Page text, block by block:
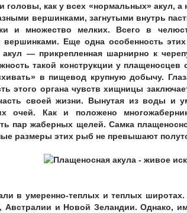
головы, как у всех «нормальных» акул,
вершинками, загнутыми внутрь
и множество мелких. Всего в
Еще одна особенность
— прикрепленная шарнирно к
такой конструкции у
в пищевод крупную добычу.
этого органа чувств хищницы
своей жизни. Вынутая из воды и
очей. Как и положено
пар жаберных щелей. Самка
размеры этих рыб не превышают
в умеренно-теплых и теплых
Австралии и Новой Зеландии. Однако,